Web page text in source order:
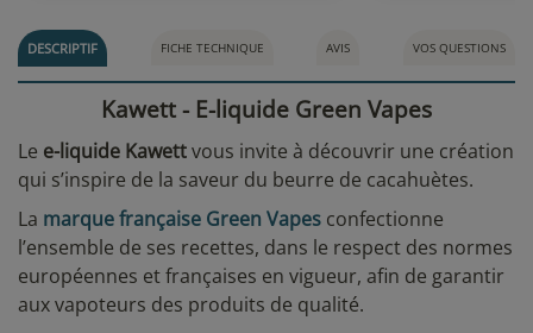
DESCRIPTIF FICHE TECHNIQUE AVIS VOS QUESTIONS
Kawett - E-liquide Green Vapes
Le e-liquide Kawettvous invite à découvrir une création
qui s’inspire de la saveur du beurre de cacahuètes.
La marque française Green Vapes confectionne
l’ensemble de ses recettes, dans le respect des normes
européennes et françaises en vigueur, afin de garantir
aux vapoteurs des produits de qualité.